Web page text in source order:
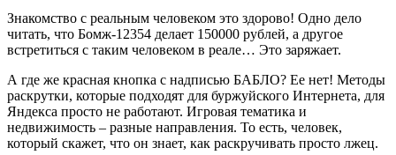
Знакомство с реальным человеком это здорово! Одно дело
читать, что Бомж-12354 делает 150000 рублей, а другое
встретиться с таким человеком в реале… Это заряжает.
А где же красная кнопка с надписью БАБЛО? Ее нет! Методы
раскрутки, которые подходят для буржуйского Интернета, для
Яндекса просто не работают. Игровая тематика и
недвижимость – разные направления. То есть, человек,
который скажет, что он знает, как раскручивать просто лжец.